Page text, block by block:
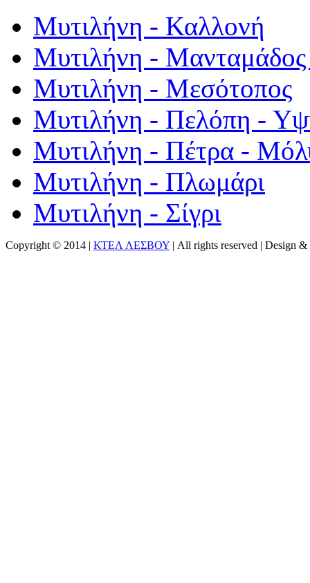
Μυτιλήνη - Καλλονή
Μυτιλήνη - Μανταμάδος
Μυτιλήνη - Μεσότοπος
Μυτιλήνη - Πελόπη -
Μυτιλήνη - Πέτρα -
Μυτιλήνη - Πλωμάρι
Μυτιλήνη - Σίγρι
Copyright © 2014 | ΚΤΕΛ ΛΕΣΒΟΥ | All rights reserved | Design &